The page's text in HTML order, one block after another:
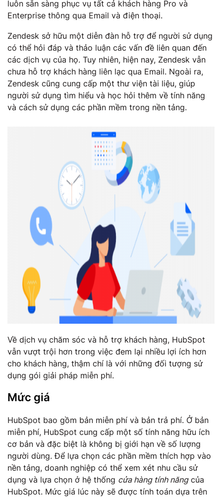
luôn sẵn sàng phục vụ tất cả khách hàng Pro và
Enterprise thông qua Email và điện thoại.
Zendesk sở hữu một diễn đàn hỗ trợ để người sử dụng
có thể hỏi đáp và thảo luận các vấn đề liên quan đến
các dịch vụ của họ. Tuy nhiên, hiện nay, Zendesk vẫn
chưa hỗ trợ khách hàng liên lạc qua Email. Ngoài ra,
Zendesk cũng cung cấp một thư viện tài liệu, giúp
người sử dụng tìm hiểu và học hỏi thêm về tính năng
và cách sử dụng các phần mềm trong nền tảng.
Về dịch vụ chăm sóc và hỗ trợ khách hàng, HubSpot
vẫn vượt trội hơn trong việc đem lại nhiều lợi ích hơn
cho khách hàng, thậm chí là với những đối tượng sử
dụng gói giải pháp miễn phí.
Mức giá
HubSpot bao gồm bản miễn phí và bản trả phí. Ở bản
miễn phí, HubSpot cung cấp một số tính năng hữu ích
cơ bản và đặc biệt là không bị giới hạn về số lượng
người dùng. Để lựa chọn các phần mềm thích hợp vào
nền tảng, doanh nghiệp có thể xem xét nhu cầu sử
dụng và lựa chọn ở hệ thống cửa hàng tính năngcủa
HubSpot. Mức giá lúc này sẽ được tính toán dựa trên